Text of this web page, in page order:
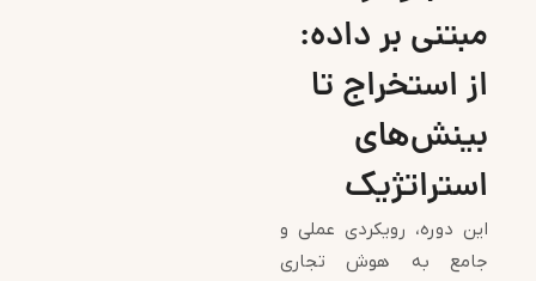
مبتنی بر داده:
از استخراج تا
بینش‌های
استراتژیک
این دوره، رویکردی عملی و
جامع به هوش تجاری